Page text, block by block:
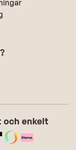
och enkelt